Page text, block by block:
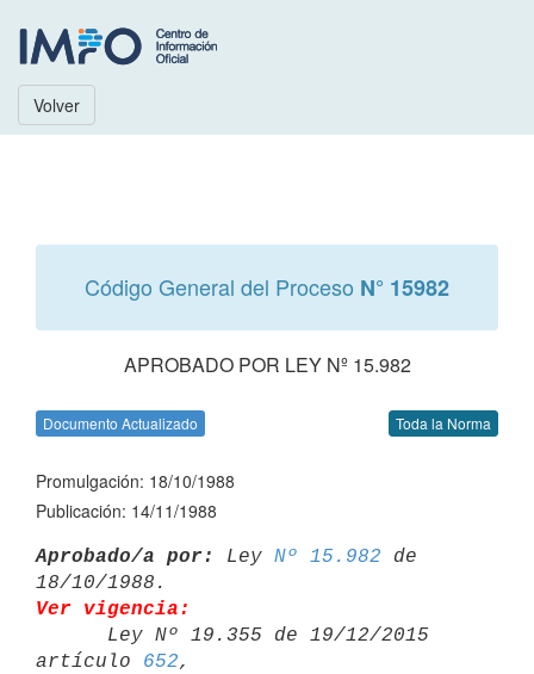
Volver
Código General del Proceso N° 15982
APROBADO POR LEY Nº 15.982
Documento Actualizado Toda la Norma
Promulgación: 18/10/1988
Publicación: 14/11/1988
Aprobado/a por: Ley Nº 15.982 de
Ver vigencia:
artículo 652,